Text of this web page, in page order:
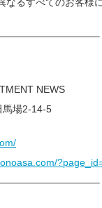
るすべてのお客様
NEWS
馬場2-14-5